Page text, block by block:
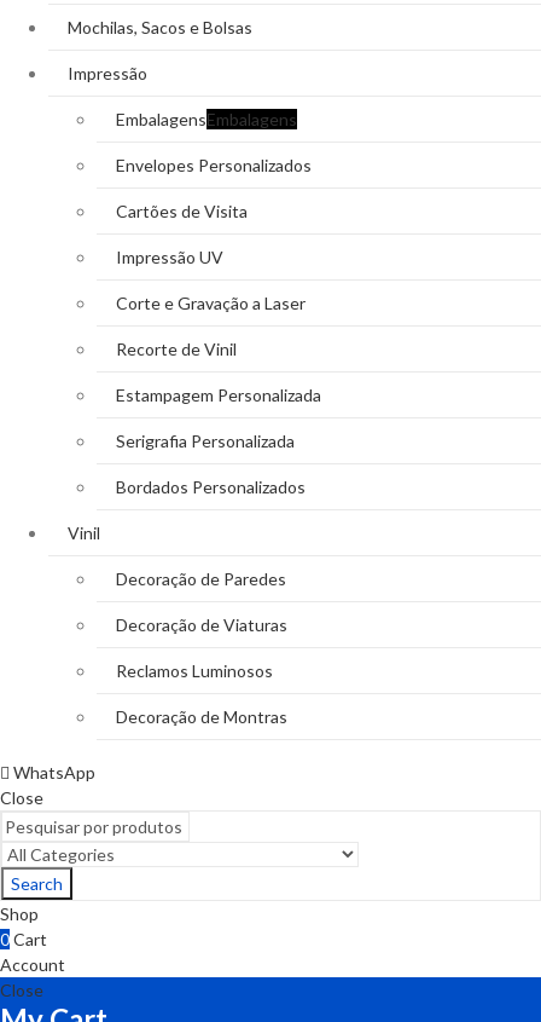
Mochilas, Sacos e Bolsas
Impressão
EmbalagensEmbalagens
Envelopes Personalizados
Cartões de Visita
Impressão UV
Corte e Gravação a Laser
Recorte de Vinil
Estampagem Personalizada
Serigrafia Personalizada
Bordados Personalizados
Vinil
Decoração de Paredes
Decoração de Viaturas
Reclamos Luminosos
Decoração de Montras
WhatsApp
Close
Search
Shop
0Cart
Account
Close